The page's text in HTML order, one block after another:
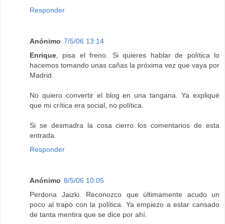
Responder
Anónimo 7/5/06 13:14
Enrique, pisa el freno. Si quieres hablar de política lo
hacemos tomando unas cañas la próxima vez que vaya por
Madrid.
No quiero convertir el blog en una tangana. Ya expliqué
que mi crítica era social, no política.
Si se desmadra la cosa cierro los comentarios de esta
entrada.
Responder
Anónimo 8/5/06 10:05
Perdona Jaizki. Reconozco que últimamente acudo un
poco al trapo con la política. Ya empiezo a estar cansado
de tanta mentira que se dice por ahí.